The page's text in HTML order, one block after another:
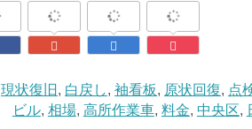
現状復旧 , 白戻し, 袖看板, 原状回復, 点
ビル, 相場, 高所作業車, 料金, 中央区,